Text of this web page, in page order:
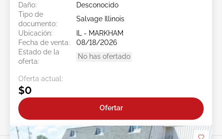
Daño:
Desconocido
Tipo de
documento:
Salvage Illinois
Ubicación:
IL - MARKHAM
Fecha de venta:
08/18/2026
Estado de la
oferta:
No has ofertado
Oferta actual:
$0
Ofertar